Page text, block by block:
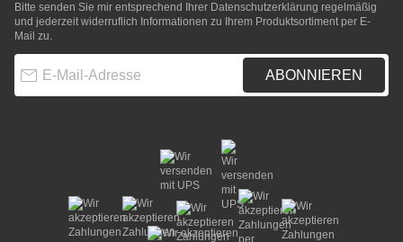
Bitte senden Sie mir entsprechend Ihrer Datenschutzerklärung regelmäßig
und jederzeit widerruflich Informationen zu Ihrem Produktsortiment per E-
Mail zu.
ABONNIEREN